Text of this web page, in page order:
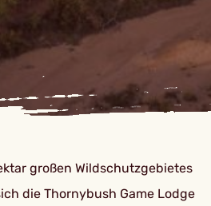
großen Wildschutzgebietes
die Thornybush Game Lodge